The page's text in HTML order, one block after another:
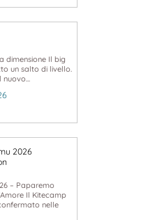
dimensione Il big
un salto di livello.
2026
– Paparemo
Il Kitecamp
nelle